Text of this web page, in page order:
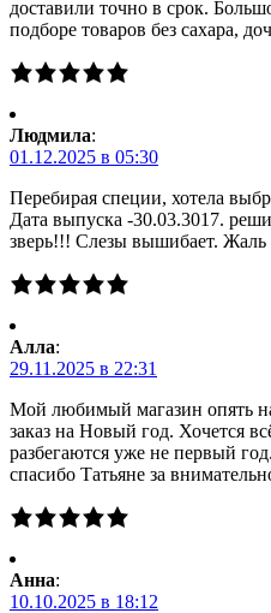
доставили точно в срок.
подборе товаров без сахара,
Людмила:
01.12.2025 в 05:30
Перебирая специи, хотела
Дата выпуска -30.03.3017.
зверь!!! Слезы вышибает. Жаль
Алла:
29.11.2025 в 22:31
Мой любимый магазин опять
заказ на Новый год. Хочется
разбегаются уже не первый
спасибо Татьяне за
Анна:
10.10.2025 в 18:12